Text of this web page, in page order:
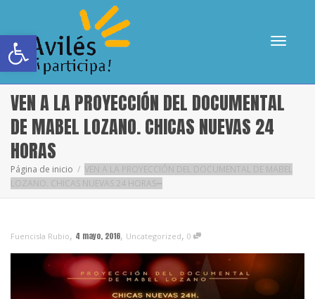
Abrir barra de herramientas
VEN A LA PROYECCIÓN DEL DOCUMENTAL
DE MABEL LOZANO. CHICAS NUEVAS 24
HORAS
Página de inicio
VEN A LA PROYECCIÓN DEL DOCUMENTAL DE MABEL
LOZANO. CHICAS NUEVAS 24 HORAS
Fuencisla Rubio, 4 mayo, 2016, Uncategorized, 0